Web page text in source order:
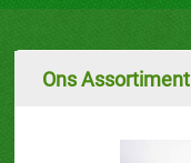
Ons Assortiment